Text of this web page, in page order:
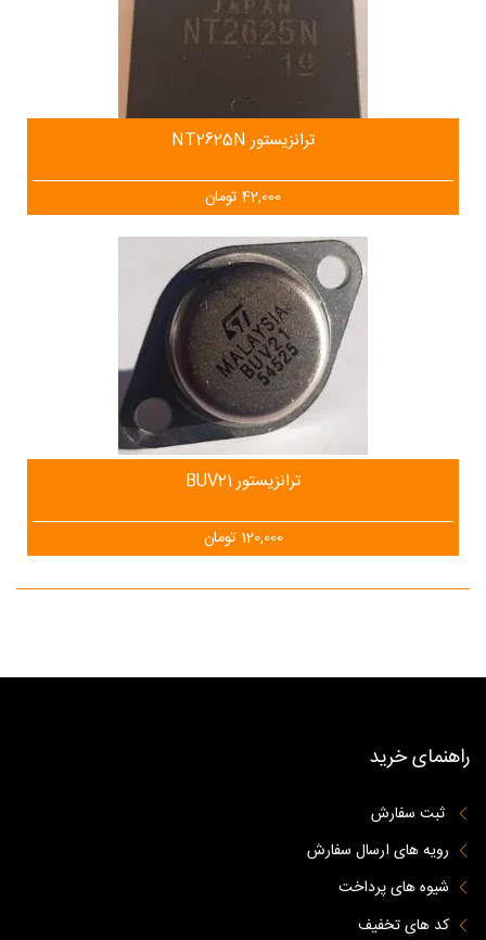
ترانزیستور NT2625N
42,000 تومان
ترانزیستور BUV21
120,000 تومان
راهنمای خرید
ثبت سفارش
رویه های ارسال سفارش
شیوه های پرداخت
کد های تخفیف